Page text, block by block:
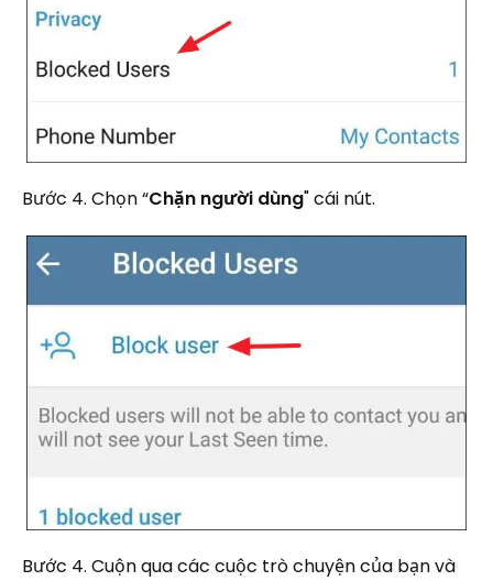
Bước 4. Chọn “Chặn người dùng" cái nút.
Bước 4. Cuộn qua các cuộc trò chuyện của bạn và